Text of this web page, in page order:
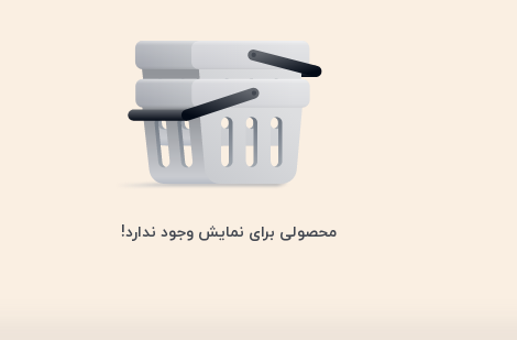
محصولی برای نمایش وجود ندارد!